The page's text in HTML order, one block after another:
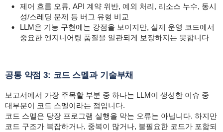
제어 흐름 오류, API 계약 위반, 예외 처리, 리소스 누수, 동시
성/스레딩 문제 등 버그 유형 비교
LLM은 기능 구현에는 강점을 보이지만, 실제 운영 코드에서
중요한 엔지니어링 품질을 일관되게 보장하지는 못합니다
공통 약점 3: 코드 스멜과 기술부채
보고서에서 가장 주목할 부분 중 하나는 LLM이 생성한 이슈 중
대부분이 코드 스멜이라는 점입니다.
코드 스멜은 당장 프로그램 실행을 막는 오류는 아닙니다. 하지만
코드 구조가 복잡하거나, 중복이 많거나, 불필요한 코드가 포함되